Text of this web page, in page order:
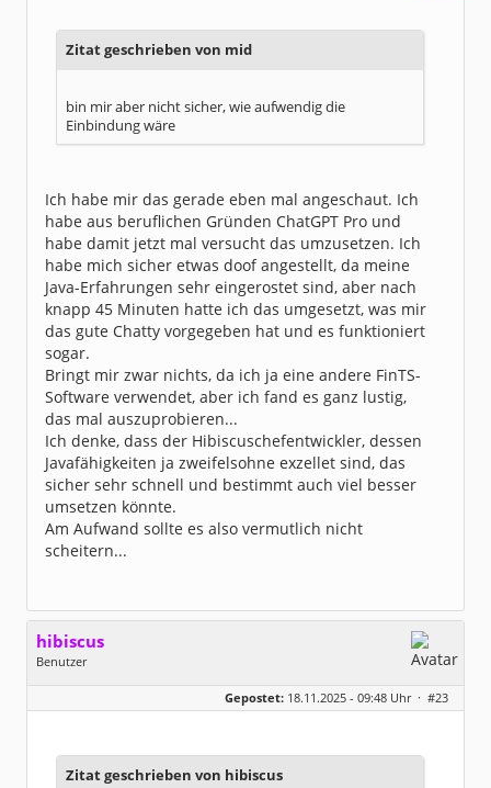
Zitat geschrieben von mid
bin mir aber nicht sicher, wie aufwendig die
Einbindung wäre
Ich habe mir das gerade eben mal angeschaut. Ich
habe aus beruflichen Gründen ChatGPT Pro und
habe damit jetzt mal versucht das umzusetzen. Ich
habe mich sicher etwas doof angestellt, da meine
Java-Erfahrungen sehr eingerostet sind, aber nach
knapp 45 Minuten hatte ich das umgesetzt, was mir
das gute Chatty vorgegeben hat und es funktioniert
sogar.
Bringt mir zwar nichts, da ich ja eine andere FinTS-
Software verwendet, aber ich fand es ganz lustig,
das mal auszuprobieren...
Ich denke, dass der Hibiscuschefentwickler, dessen
Javafähigkeiten ja zweifelsohne exzellet sind, das
sicher sehr schnell und bestimmt auch viel besser
umsetzen könnte.
Am Aufwand sollte es also vermutlich nicht
scheitern...
hibiscus
Benutzer
Geschlecht:
keine Angabe
Homepage:
willuhn.de/
Gepostet: 18.11.2025 - 09:48 Uhr · #23
Zitat geschrieben von hibiscus